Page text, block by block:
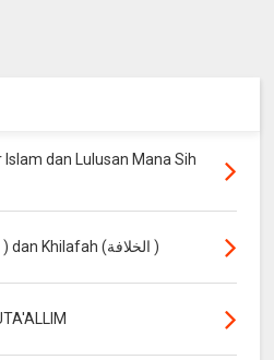
dan Lulusan Mana Sih
Perbedaan Imarah (الإمارة ) dan Khilafah (الخلافة )